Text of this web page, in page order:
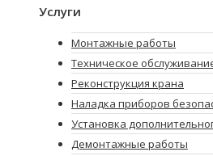
Услуги
Монтажные работы
Техническое
Реконструкция крана
Наладка приборов
Установка
Демонтажные работы